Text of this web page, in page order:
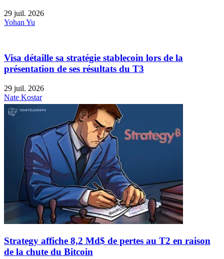
29 juil. 2026
Yohan Yu
Visa détaille sa stratégie stablecoin lors de la
présentation de ses résultats du T3
29 juil. 2026
Nate Kostar
Strategy affiche 8,2 Md$ de pertes au T2 en raison
de la chute du Bitcoin